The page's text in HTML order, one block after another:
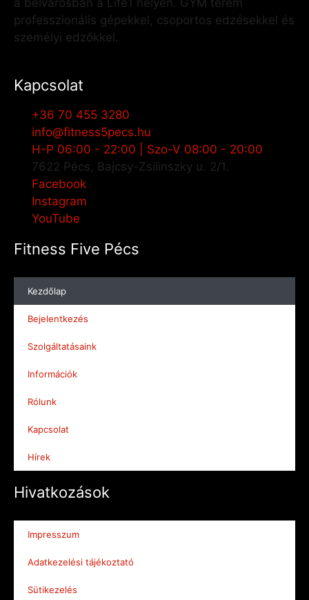
professzionális gépekkel, csoportos edzésekkel és
személyi edzőkkel.
Kapcsolat
+36 70 455 3280
info@fitness5pecs.hu
H-P 06:00 - 22:00 | Szo-V 08:00 - 20:00
7622 Pécs, Bajcsy-Zsilinszky u. 2/1.
Facebook
Instagram
YouTube
Fitness Five Pécs
Kezdőlap
Bejelentkezés
Szolgáltatásaink
Információk
Rólunk
Kapcsolat
Hírek
Hivatkozások
Impresszum
Adatkezelési tájékoztató
Sütikezelés